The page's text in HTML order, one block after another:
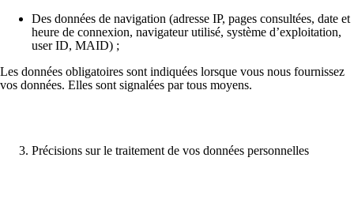
Des données de navigation (adresse IP, pages consultées, date et
heure de connexion, navigateur utilisé, système d’exploitation,
user ID, MAID) ;
Les données obligatoires sont indiquées lorsque vous nous fournissez
vos données. Elles sont signalées par tous moyens.
Précisions sur le traitement de vos données personnelles